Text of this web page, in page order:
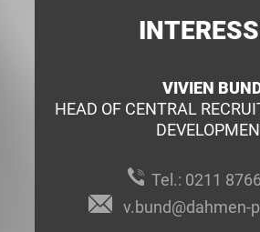
VIVIEN
HEAD OF CENTRAL
Tel.: 0211
v.bund@dahmen-